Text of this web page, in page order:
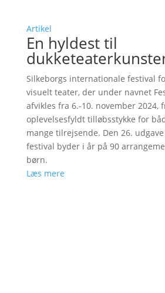
Artikel
En hyldest til
Silkeborgs internationale festival
visuelt teater, der under navnet
afvikles fra 6.-10. november 2024,
oplevelsesfyldt tilløbsstykke for
mange tilrejsende. Den 26.
festival byder i år på 90
børn.
Læs mere